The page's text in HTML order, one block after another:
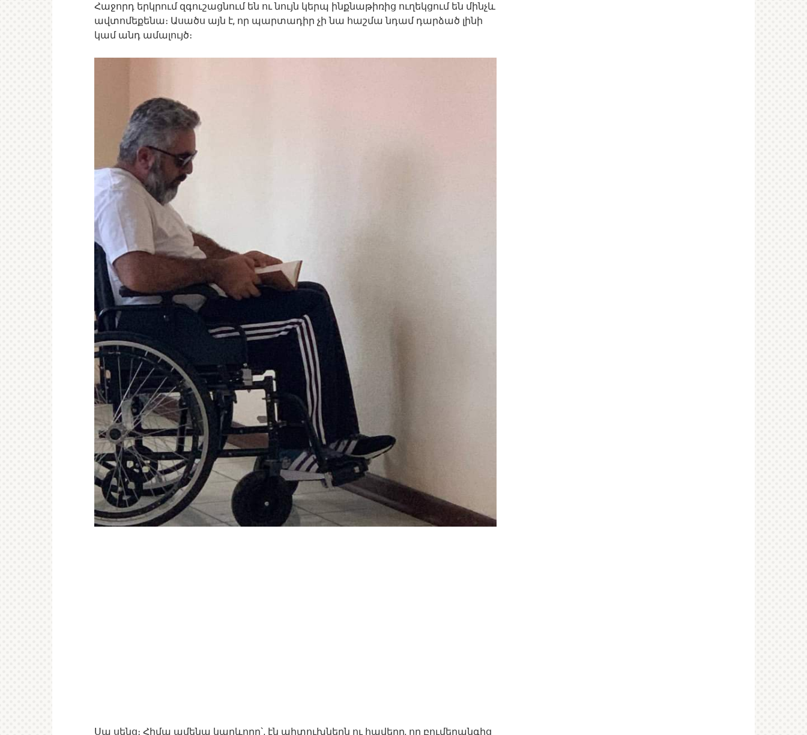
Հաջորդ երկրում զգուշացնում են ու նույն կերպ ինքնաթիռից ուղեկցում են մինչև
ավտոմեքենա։ Ասածս այն է, որ պարտադիր չի նա հաշմա նդամ դարձած լինի
կամ անդ ամալույծ։
Սա սենց։ Հիմա ամենա կարևորը`, էն պիտուխներն ու հավերը, որ բումերանգից